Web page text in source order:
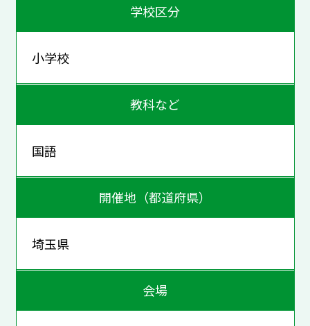
学校区分
小学校
教科など
国語
開催地（都道府県）
埼玉県
会場